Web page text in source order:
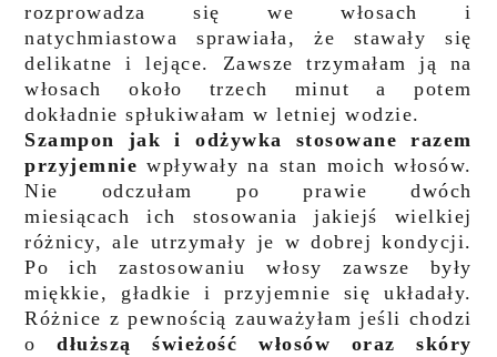
rozprowadza się we włosach i
natychmiastowa sprawiała, że stawały się
delikatne i lejące. Zawsze trzymałam ją na
włosach około trzech minut a potem
dokładnie spłukiwałam w letniej wodzie.
Szampon jak i odżywka stosowane razem
przyjemnie wpływały na stan moich włosów.
Nie odczułam po prawie dwóch
miesiącach ich stosowania jakiejś wielkiej
różnicy, ale utrzymały je w dobrej kondycji.
Po ich zastosowaniu włosy zawsze były
miękkie, gładkie i przyjemnie się układały.
Różnice z pewnością zauważyłam jeśli chodzi
odłuższą świeżość włosów oraz skóry